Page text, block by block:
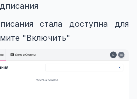
стала доступна для
"Включить"